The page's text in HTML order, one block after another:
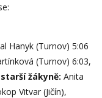
Hanyk (Turnov) 5:06
(Turnov) 6:03,
starší žákyně: Anita
Vitvar (Jičín),